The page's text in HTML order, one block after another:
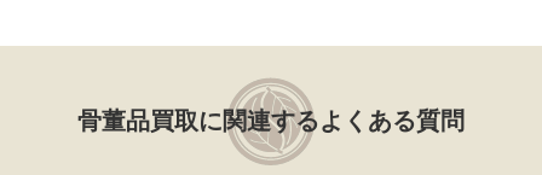
骨董品買取に関連するよくある質問